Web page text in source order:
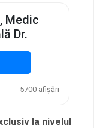
Medic
Dr.
5700 afișări
la nivelul